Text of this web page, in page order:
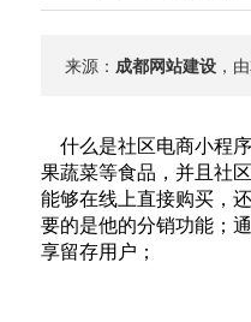
来源： 成都网站建设，
什么是社区电商小程
果蔬菜等食品，并且社
能够在线上直接购买，
要的是他的分销功能；
享留存用户；